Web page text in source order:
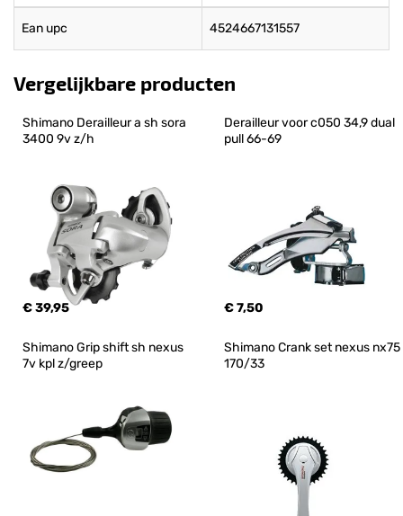
Ean upc 4524667131557
Vergelijkbare producten
Shimano Derailleur a sh sora
3400 9v z/h
€ 39,95
Derailleur voor c050 34,9 dual
pull 66-69
€ 7,50
Shimano Grip shift sh nexus
7v kpl z/greep
Shimano Crank set nexus nx75
170/33